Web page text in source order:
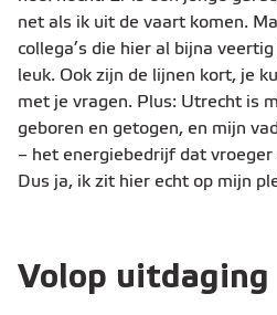
net als ik uit de vaart komen.
collega’s die hier al bijna
leuk. Ook zijn de lijnen kort, je
met je vragen. Plus: Utrecht is
geboren en getogen, en mijn
– het energiebedrijf dat vroeger
Dus ja, ik zit hier echt op mijn
Volop uitdaging